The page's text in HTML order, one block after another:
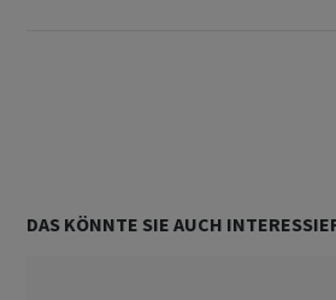
DAS KÖNNTE SIE AUCH